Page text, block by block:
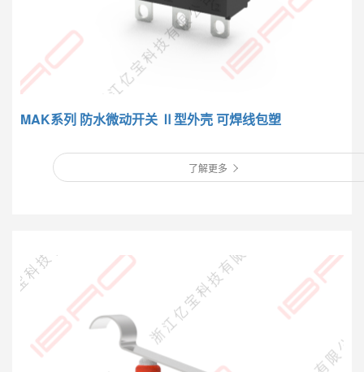
MAK系列 防水微动开关 Ⅱ型外壳 可焊线包塑
了解更多